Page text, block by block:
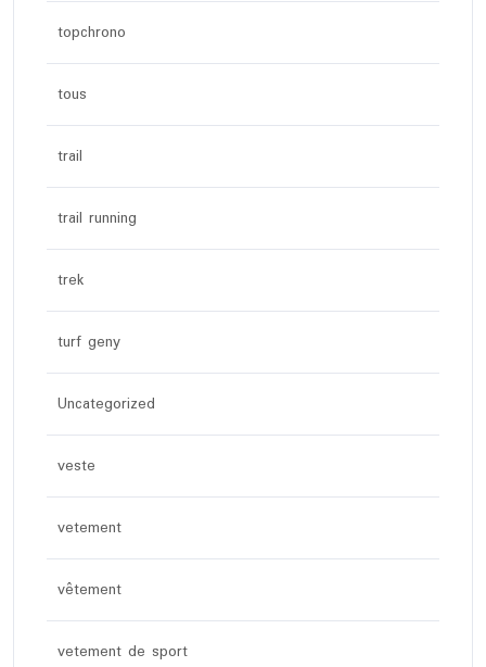
topchrono
tous
trail
trail running
trek
turf geny
Uncategorized
veste
vetement
vêtement
vetement de sport